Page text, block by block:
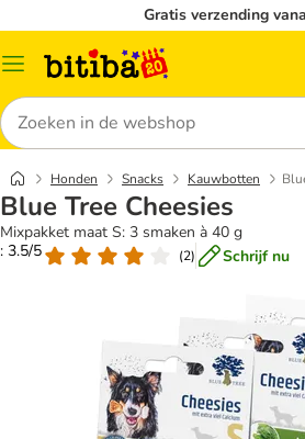
Gratis verzending
Catalogusmenu
Zoeken
Honden Snacks Kauwbotten
Blue Tree Cheesies
Mixpakket maat S: 3 smaken à 40 g
: 3.5/5
(2) Schrijf nu